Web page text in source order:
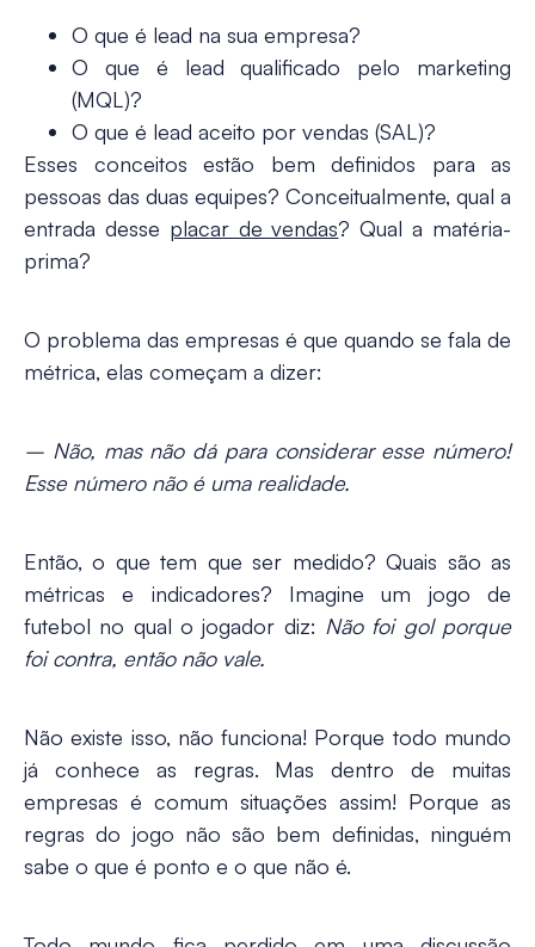
O que é lead na sua empresa?
O que é lead qualificado pelo marketing
(MQL)?
O que é lead aceito por vendas (SAL)?
Esses conceitos estão bem definidos para as
pessoas das duas equipes? Conceitualmente, qual a
entrada desse placar de vendas? Qual a matéria-
prima?
O problema das empresas é que quando se fala de
métrica, elas começam a dizer:
– Não, mas não dá para considerar esse número!
Esse número não é uma realidade.
Então, o que tem que ser medido? Quais são as
métricas e indicadores? Imagine um jogo de
futebol no qual o jogador diz: Não foi gol porque
foi contra, então não vale.
Não existe isso, não funciona! Porque todo mundo
já conhece as regras. Mas dentro de muitas
empresas é comum situações assim! Porque as
regras do jogo não são bem definidas, ninguém
sabe o que é ponto e o que não é.